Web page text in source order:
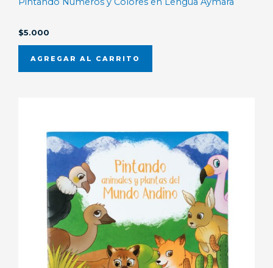
$5.000
AGREGAR AL CARRITO